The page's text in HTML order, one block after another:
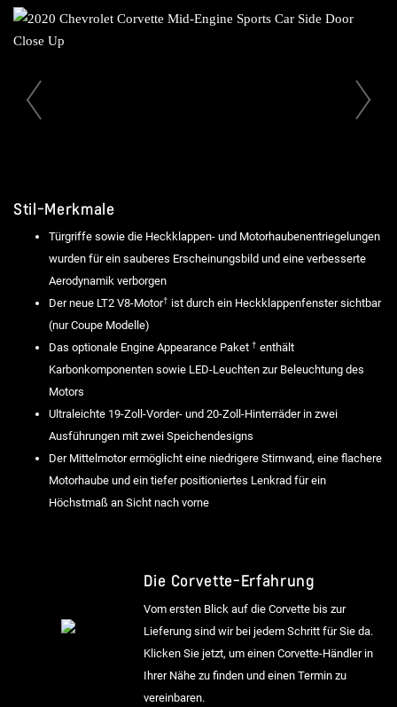
Stil-Merkmale
Türgriffe sowie die Heckklappen- und Motorhaubenentriegelungen
wurden für ein sauberes Erscheinungsbild und eine verbesserte
Aerodynamik verborgen
Der neue LT2 V8-Motor† ist durch ein Heckklappenfenster sichtbar
(nur Coupe Modelle)
Das optionale Engine Appearance Paket † enthält
Karbonkomponenten sowie LED-Leuchten zur Beleuchtung des
Motors
Ultraleichte 19-Zoll-Vorder- und 20-Zoll-Hinterräder in zwei
Ausführungen mit zwei Speichendesigns
Der Mittelmotor ermöglicht eine niedrigere Stirnwand, eine flachere
Motorhaube und ein tiefer positioniertes Lenkrad für ein
Höchstmaß an Sicht nach vorne
Die Corvette-Erfahrung
Vom ersten Blick auf die Corvette bis zur
Lieferung sind wir bei jedem Schritt für Sie da.
Klicken Sie jetzt, um einen Corvette-Händler in
Ihrer Nähe zu finden und einen Termin zu
vereinbaren.